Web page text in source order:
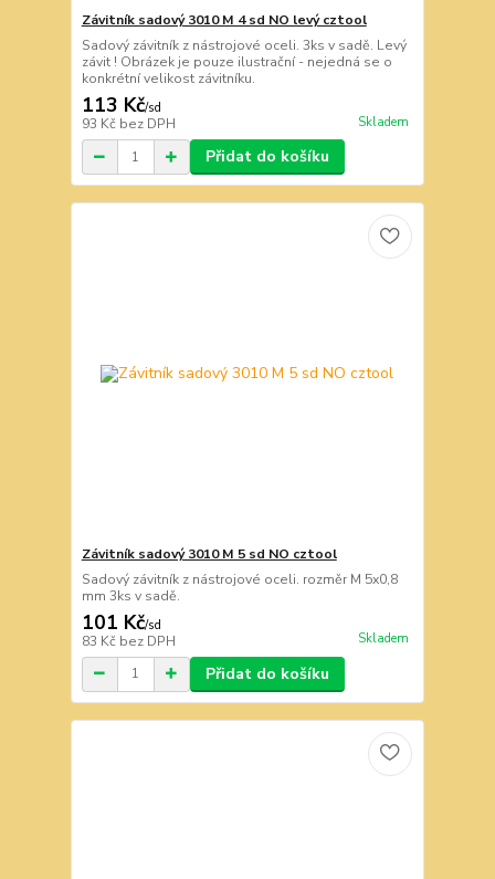
Závitník sadový 3010 M 4 sd NO levý cztool
Sadový závitník z nástrojové oceli. 3ks v sadě. Levý
závit ! Obrázek je pouze ilustrační - nejedná se o
konkrétní velikost závitníku.
113 Kč/sd
93 Kč bez DPH Skladem
Přidat do košíku
Závitník sadový 3010 M 5 sd NO cztool
Sadový závitník z nástrojové oceli. rozměr M 5x0,8
mm 3ks v sadě.
101 Kč/sd
83 Kč bez DPH Skladem
Přidat do košíku